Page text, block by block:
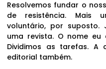
Resolvemos fundar o
de resistência. Mais
voluntário, por suposto.
uma revista. O nome eu
Dividimos as tarefas.
editorial também.